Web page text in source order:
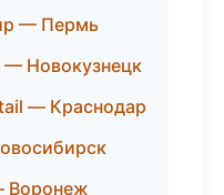
— Пермь
— Новокузнецк
— Краснодар
Воронеж